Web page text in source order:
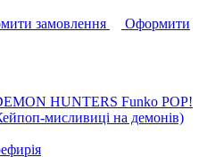
замовлення
Оформити